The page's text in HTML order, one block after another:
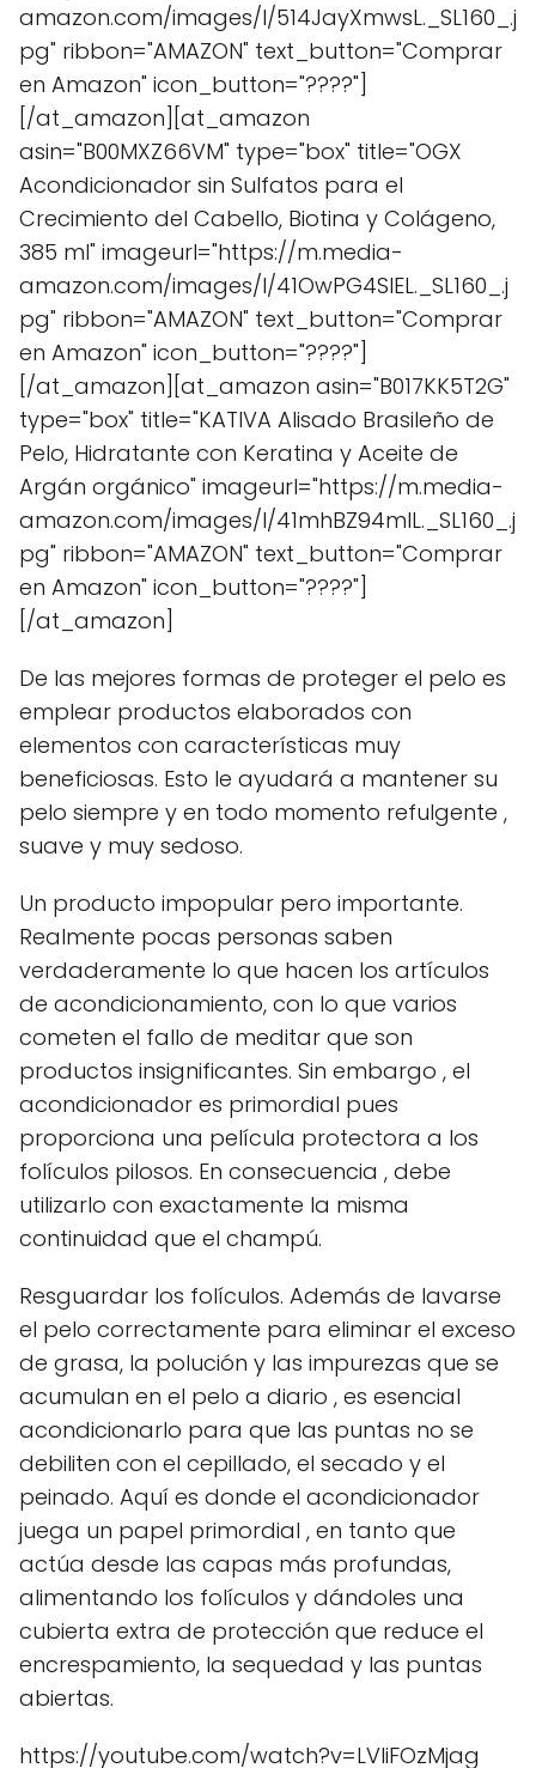
amazon.com/images/I/514JayXmwsL._SL160_.j
pg" ribbon="AMAZON" text_button="Comprar
en Amazon" icon_button="????"]
[/at_amazon][at_amazon
asin="B00MXZ66VM" type="box" title="OGX
Acondicionador sin Sulfatos para el
Crecimiento del Cabello, Biotina y Colágeno,
385 ml" imageurl="https://m.media-
amazon.com/images/I/41OwPG4SIEL._SL160_.j
pg" ribbon="AMAZON" text_button="Comprar
en Amazon" icon_button="????"]
[/at_amazon][at_amazon asin="B017KK5T2G"
type="box" title="KATIVA Alisado Brasileño de
Pelo, Hidratante con Keratina y Aceite de
Argán orgánico" imageurl="https://m.media-
amazon.com/images/I/41mhBZ94mIL._SL160_.j
pg" ribbon="AMAZON" text_button="Comprar
en Amazon" icon_button="????"]
[/at_amazon]
De las mejores formas de proteger el pelo es
emplear productos elaborados con
elementos con características muy
beneficiosas. Esto le ayudará a mantener su
pelo siempre y en todo momento refulgente ,
suave y muy sedoso.
Un producto impopular pero importante.
Realmente pocas personas saben
verdaderamente lo que hacen los artículos
de acondicionamiento, con lo que varios
cometen el fallo de meditar que son
productos insignificantes. Sin embargo , el
acondicionador es primordial pues
proporciona una película protectora a los
folículos pilosos. En consecuencia , debe
utilizarlo con exactamente la misma
continuidad que el champú.
Resguardar los folículos. Además de lavarse
el pelo correctamente para eliminar el exceso
de grasa, la polución y las impurezas que se
acumulan en el pelo a diario , es esencial
acondicionarlo para que las puntas no se
debiliten con el cepillado, el secado y el
peinado. Aquí es donde el acondicionador
juega un papel primordial , en tanto que
actúa desde las capas más profundas,
alimentando los folículos y dándoles una
cubierta extra de protección que reduce el
encrespamiento, la sequedad y las puntas
abiertas.
https://youtube.com/watch?v=LVIiFOzMjag